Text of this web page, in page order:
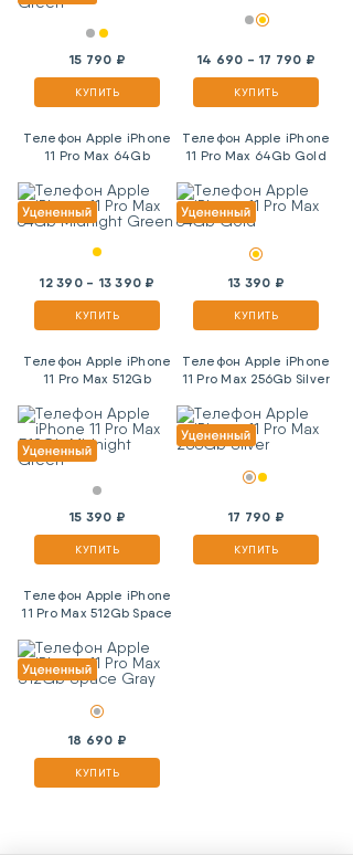
15 790 ₽
КУПИТЬ
14 690 - 17 790 ₽
КУПИТЬ
Телефон Apple iPhone
11 Pro Max 64Gb
12 390 - 13 390 ₽
КУПИТЬ
Телефон Apple iPhone
11 Pro Max 64Gb Gold
13 390 ₽
КУПИТЬ
Телефон Apple iPhone
11 Pro Max 512Gb
15 390 ₽
КУПИТЬ
Телефон Apple iPhone
11 Pro Max 256Gb Silver
17 790 ₽
КУПИТЬ
Телефон Apple iPhone
11 Pro Max 512Gb Space
18 690 ₽
КУПИТЬ